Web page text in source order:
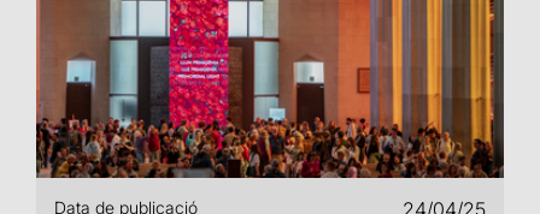
Data de publicació
24/04/25